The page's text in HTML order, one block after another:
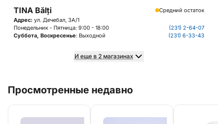
TINA Bălți
Средний остаток
Адрес: ул. Дечебал, 3А/1
Понедельник - Пятница: 9:00 - 18:00
Суббота, Воскресенье: Выходной
(231) 2-64-07
(231) 6-33-43
И еще в 2 магазинах
Просмотренные недавно